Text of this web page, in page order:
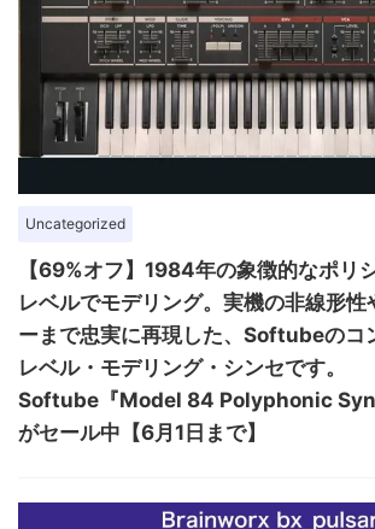
Uncategorized
【69%オフ】1984年の象徴的なポリ
レベルでモデリング。実機の非線形性
ーまで忠実に再現した、Softubeのコ
レベル・モデリング・シンセです。
Softube『Model 84 Polyphonic
がセール中【6月1日まで】